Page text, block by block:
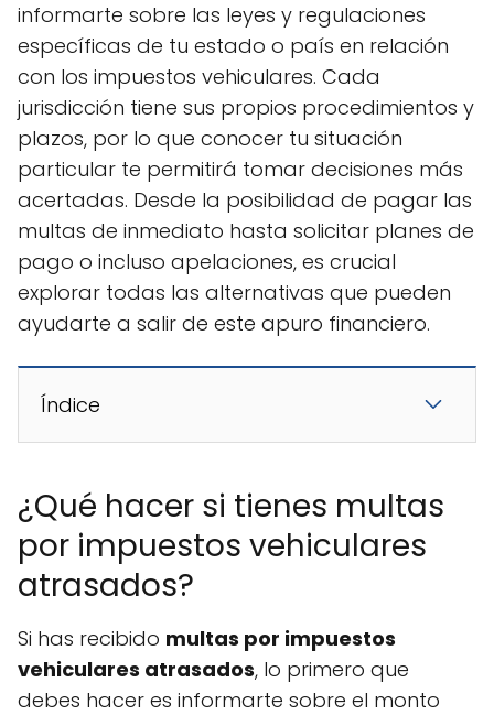
informarte sobre las leyes y regulaciones
específicas de tu estado o país en relación
con los impuestos vehiculares. Cada
jurisdicción tiene sus propios procedimientos y
plazos, por lo que conocer tu situación
particular te permitirá tomar decisiones más
acertadas. Desde la posibilidad de pagar las
multas de inmediato hasta solicitar planes de
pago o incluso apelaciones, es crucial
explorar todas las alternativas que pueden
ayudarte a salir de este apuro financiero.
Índice
¿Qué hacer si tienes multas
por impuestos vehiculares
atrasados?
Si has recibido multas por impuestos
vehiculares atrasados, lo primero que
debes hacer es informarte sobre el monto